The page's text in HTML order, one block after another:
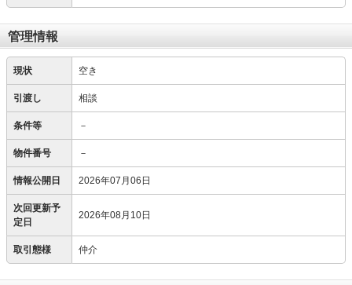
管理情報
現状 空き
引渡し 相談
条件等 －
物件番号 －
情報公開日 2026年07月06日
次回更新予
定日
2026年08月10日
取引態様 仲介